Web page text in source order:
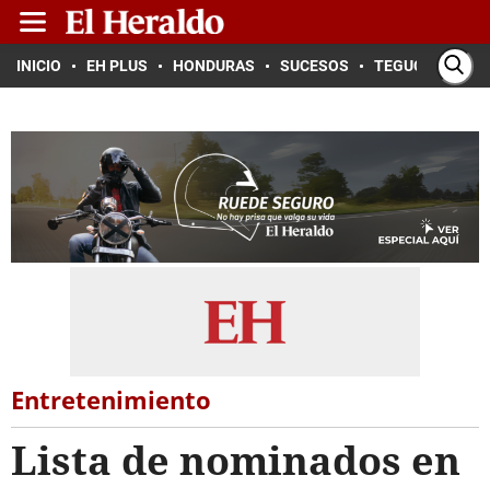
INICIO EH PLUS HONDURAS SUCESOS TEGUCIGALPA
Entretenimiento
Lista de nominados en